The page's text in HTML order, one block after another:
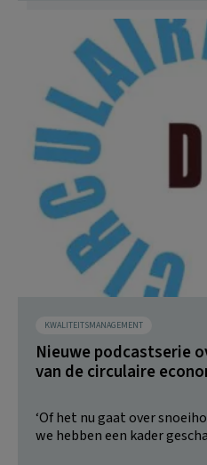
KWALITEITSMANAGEMENT
Nieuwe podcastserie
van de circulaire
‘Of het nu gaat over
we hebben een kader